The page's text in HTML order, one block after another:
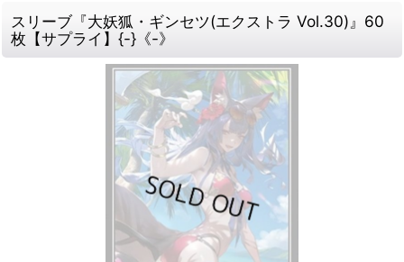
スリーブ『大妖狐・ギンセツ(エクストラ Vol.30)』60
枚【サプライ】{-}《-》